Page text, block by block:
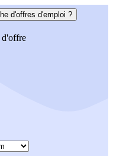
d'offres d'emploi ?
d'offre